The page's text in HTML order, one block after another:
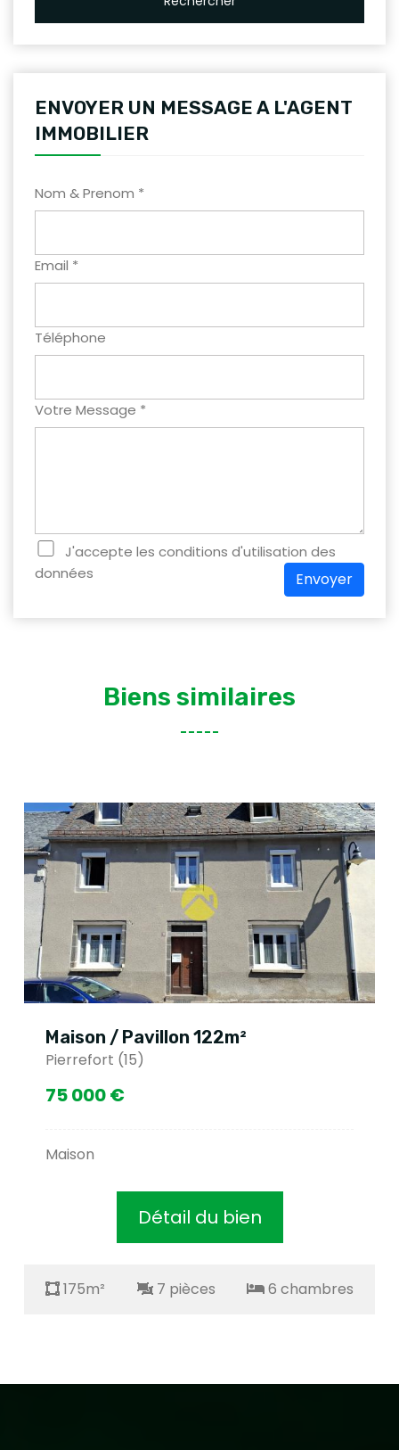
ENVOYER UN MESSAGE A L'AGENT
IMMOBILIER
Nom & Prenom *
Email *
Téléphone
Votre Message *
J'accepte les conditions d'utilisation des
données
Envoyer
Biens similaires
/ Pavillon 122m²
(15)
Détail du bien
7 pièces 6 chambres